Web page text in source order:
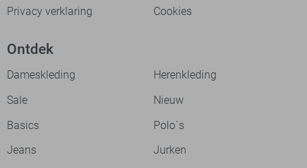
Privacy verklaring
Cookies
Ontdek
Dameskleding
Herenkleding
Sale
Nieuw
Basics
Polo`s
Jeans
Jurken